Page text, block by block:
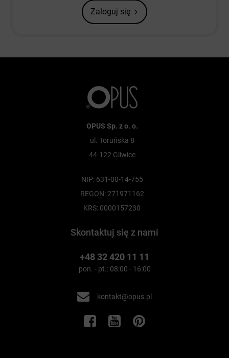
Zaloguj się
OPUS Sp. z o. o.
ul. Toruńska 8
44-122 Gliwice
NIP: 631-00-14-755
REGON: 271971162
KRS: 0000157230
Skontaktuj się z nami
+48 32 420 11 11
pon. - pt.: 08:00 - 16:00
kontakt@opus.pl